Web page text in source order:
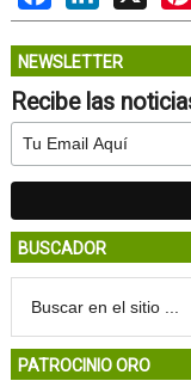
NEWSLETTER
Recibe las
BUSCADOR
PATROCINIO ORO